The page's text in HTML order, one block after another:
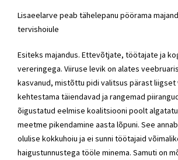
Lisaeelarve peab tähelepanu pöörama
tervishoiule
Esiteks majandus. Ettevõtjate, töötajate ja
vereringega. Viiruse levik on alates
kasvanud, mistõttu pidi valitsus pärast
kehtestama täiendavad ja rangemad
õigustatud eelmise koalitsiooni poolt
meetme pikendamine aasta lõpuni. See
olulise kokkuhoiu ja ei sunni töötajaid
haigustunnustega tööle minema. Samuti on